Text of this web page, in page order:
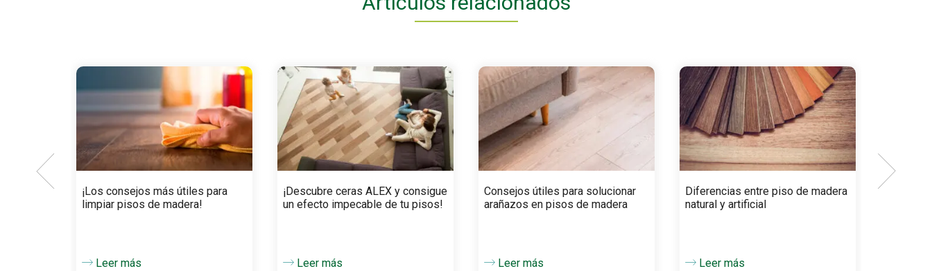
¡Los consejos más útiles para
limpiar pisos de madera!
Leer más
¡Descubre ceras ALEX y consigue
un efecto impecable de tu pisos!
Leer más
Consejos útiles para solucionar
arañazos en pisos de madera
Leer más
Diferencias entre piso de madera
natural y artificial
Leer más